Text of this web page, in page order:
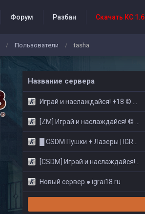
Форум Разбан Скачать КС 1.6
/ Пользователи / tasha
Название сервера
Играй и наслаждайся! +18 © Public
[ZM] Играй и наслаждайся! © Zombie Show
█ CSDM Пушки + Лазеры | IGRAI18.RU ツ █
[CSDM] Играй и наслаждайся! © Classic
Новый сервер ● igrai18.ru